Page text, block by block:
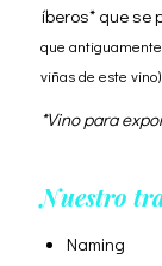
íberos* que se
que
viñas de este vino)
*Vino para
Nuestro
Naming